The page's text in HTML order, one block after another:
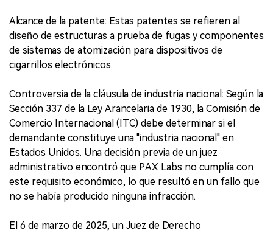
Alcance de la patente: Estas patentes se refieren al
diseño de estructuras a prueba de fugas y componentes
de sistemas de atomización para dispositivos de
cigarrillos electrónicos.
Controversia de la cláusula de industria nacional: Según la
Sección 337 de la Ley Arancelaria de 1930, la Comisión de
Comercio Internacional (ITC) debe determinar si el
demandante constituye una "industria nacional" en
Estados Unidos. Una decisión previa de un juez
administrativo encontró que PAX Labs no cumplía con
este requisito económico, lo que resultó en un fallo que
no se había producido ninguna infracción.
El 6 de marzo de 2025, un Juez de Derecho